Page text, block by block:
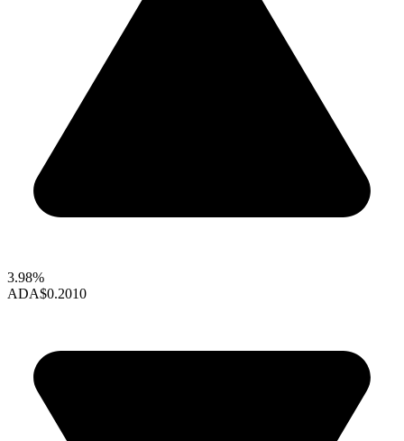
3.98%
ADA$0.2010